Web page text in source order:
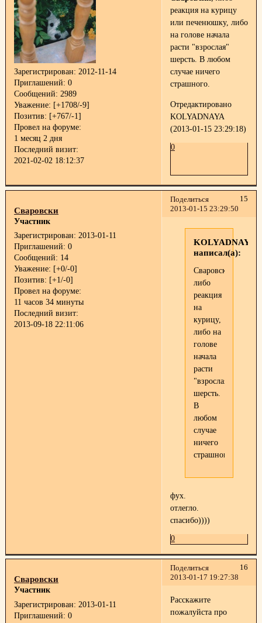
Зарегистрирован: 2012-11-14
Приглашений: 0
Сообщений: 2989
Уважение: [+1708/-9]
Позитив: [+767/-1]
Провел на форуме:
1 месяц 2 дня
Последний визит:
2021-02-02 18:12:37
реакция на курицу
или печенюшку, либо
на голове начала
расти "взрослая"
шерсть. В любом
случае ничего
страшного.
Отредактировано
KOLYADNAYA
(2013-01-15 23:29:18)
0
Поделиться
15
2013-01-15 23:29:50
Сваровски
Участник
Зарегистрирован: 2013-01-11
Приглашений: 0
Сообщений: 14
Уважение: [+0/-0]
Позитив: [+1/-0]
Провел на форуме:
11 часов 34 минуты
Последний визит:
2013-09-18 22:11:06
KOLYADNAYA
написал(а):
Сваровски,
либо
реакция
на
курицу,
либо на
голове
начала
расти
"взрослая"
шерсть.
В
любом
случае
ничего
страшного.
фух.
отлегло.
спасибо))))
0
Поделиться
16
2013-01-17 19:27:38
Сваровски
Участник
Зарегистрирован: 2013-01-11
Приглашений: 0
Расскажите
пожалуйста про